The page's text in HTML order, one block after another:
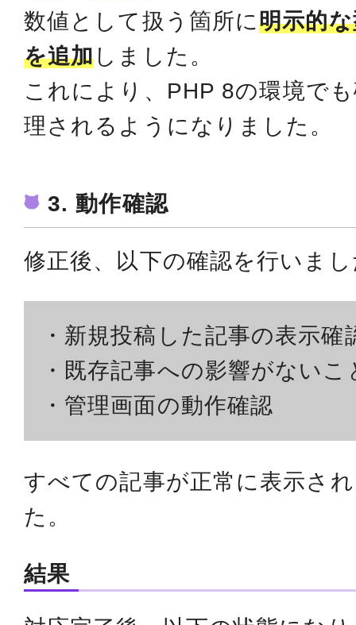
数値として扱う箇所に明示的
を追加しました。
これにより、PHP 8の環境で
理されるようになりました。
3. 動作確認
修正後、以下の確認を行いま
・新規投稿した記事の表示
・既存記事への影響がないこ
・管理画面の動作確認
すべての記事が正常に表示さ
た。
結果